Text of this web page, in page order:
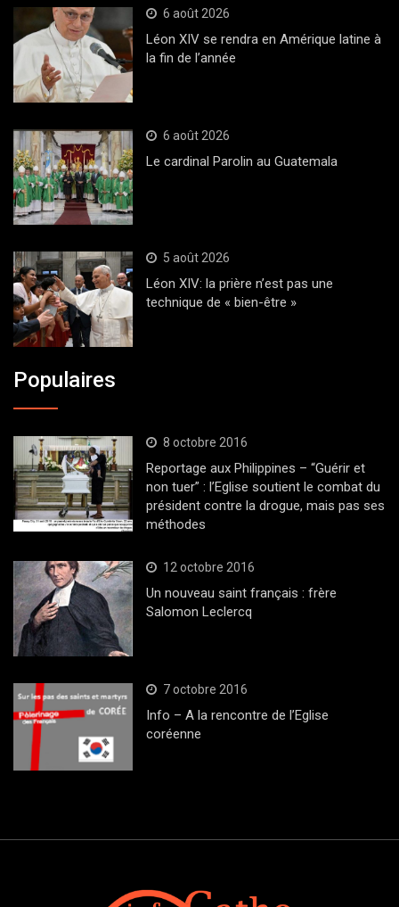
6 août 2026
Léon XIV se rendra en Amérique latine à
la fin de l’année
6 août 2026
Le cardinal Parolin au Guatemala
5 août 2026
Léon XIV: la prière n’est pas une
technique de « bien-être »
Populaires
8 octobre 2016
Reportage aux Philippines – “Guérir et
non tuer” : l’Eglise soutient le combat du
président contre la drogue, mais pas ses
méthodes
12 octobre 2016
Un nouveau saint français : frère
Salomon Leclercq
7 octobre 2016
Info – A la rencontre de l’Eglise
coréenne